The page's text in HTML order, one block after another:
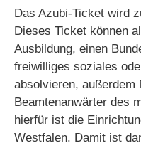
Das Azubi-Ticket wird
Dieses Ticket können
Ausbildung, einen
freiwilliges soziales
absolvieren,
Beamtenanwärter des
hierfür ist die
Westfalen. Damit ist